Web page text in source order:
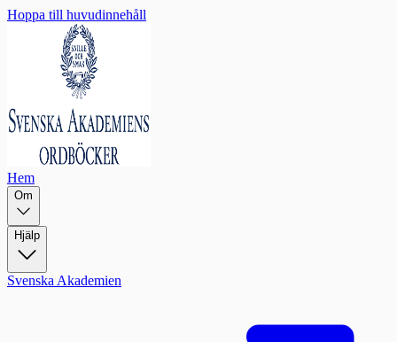
Hoppa till huvudinnehåll
Hem
Om
Hjälp
Svenska Akademien